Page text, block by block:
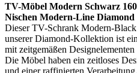
TV-Möbel Modern Schwarz
Nischen Modern-Line Diamond
Dieser TV-Schrank Modern-
unserer Diamond-Kollektion ist
mit zeitgemäßen
Die Möbel haben ein zeitloses
und einer raffinierten